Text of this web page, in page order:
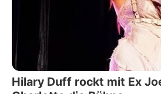
Hilary Duff rockt mit Ex